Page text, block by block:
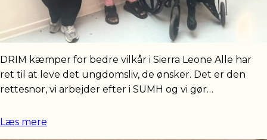
DRIM kæmper for bedre vilkår i Sierra Leone Alle har
ret til at leve det ungdomsliv, de ønsker. Det er den
rettesnor, vi arbejder efter i SUMH og vi gør…
Læs mere